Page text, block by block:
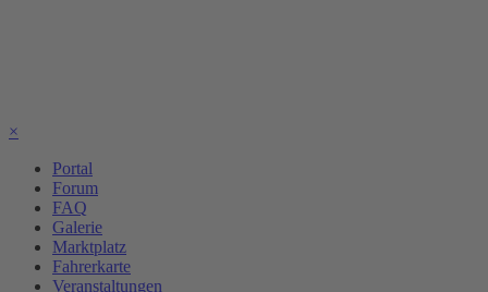
×
Portal
Forum
FAQ
Galerie
Marktplatz
Fahrerkarte
Veranstaltungen